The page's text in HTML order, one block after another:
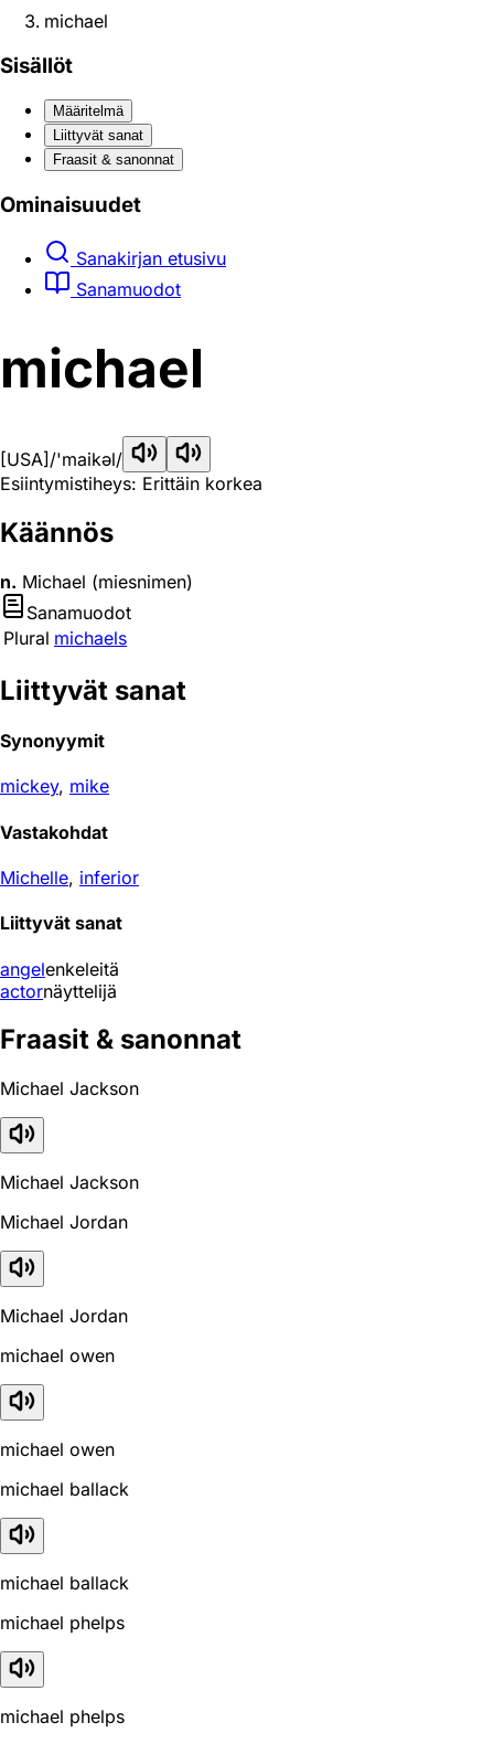
michael
Sisällöt
Määritelmä
Liittyvät sanat
Fraasit & sanonnat
Ominaisuudet
Sanakirjan etusivu
Sanamuodot
michael
[USA] /'maikəl/
Esiintymistiheys: Erittäin korkea
Käännös
n. Michael (miesnimen)
Sanamuodot
Plural michaels
Liittyvät sanat
Synonyymit
mickey, mike
Vastakohdat
Michelle, inferior
Liittyvät sanat
angelenkeleitä
actornäyttelijä
Fraasit & sanonnat
Michael Jackson
Michael Jackson
Michael Jordan
Michael Jordan
michael owen
michael owen
michael ballack
michael ballack
michael phelps
michael phelps